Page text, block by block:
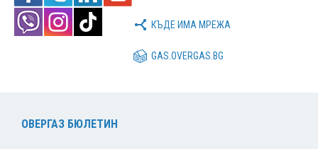
КЪДЕ ИМА МРЕЖА
GAS.OVERGAS.BG
ОВЕРГАЗ БЮЛЕТИН